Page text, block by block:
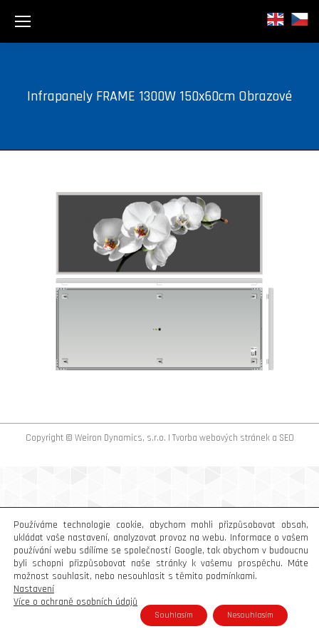
Infrapanely FRAME 1300W 150x60cm Obrazové
Copyright © Weiron Dynamics, s.r.o. | Tvorba webových stráneka SEO
Používáme technologie cookie, abychom mohli přizpůsobovat obsah,
ukládat vaše nastavení, analyzovat provoz na webu. Informace o vašem
používání webu sdílíme se společností Google, tak abychom v budoucnu
byli schopni přizpůsobovat naše stránky k vašemu prospěchu. Máte
možnost souhlasit, nebo nesouhlasit s těmito podmínkami.
Nastavení
Více o ochraně osobních údajů
Souhlasím Nesouhlasím